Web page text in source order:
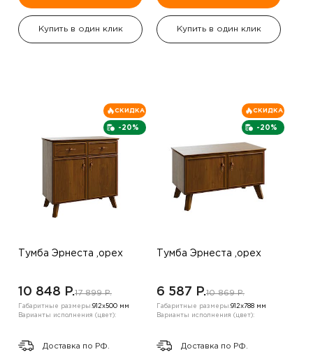
Купить в один клик Купить в один клик
-20%
СКИДКА
Тумба Эрнеста ,орех
10 848 P.17 899 P.
Габаритные размеры:912х500 мм
Варианты исполнения (цвет):
Доставка по РФ.
-20%
СКИДКА
Тумба Эрнеста ,орех
6 587 P.10 869 P.
Габаритные размеры:912х788 мм
Варианты исполнения (цвет):
Доставка по РФ.